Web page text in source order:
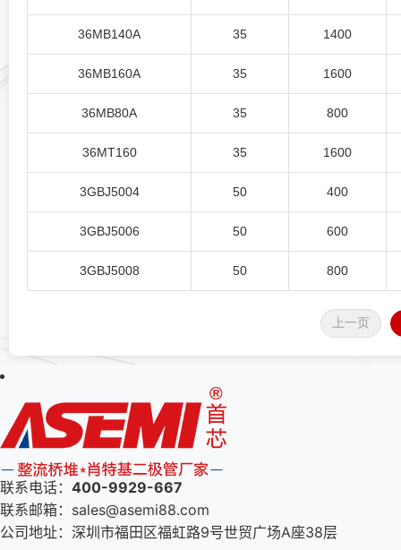
联系电话： 400-9929-667
联系邮箱：sales@asemi88.com
公司地址：深圳市福田区福虹路9号世贸广场A座38层